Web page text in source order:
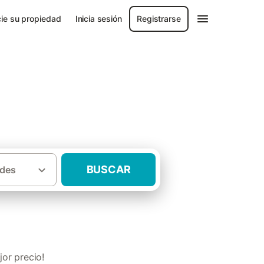
su propiedad Inicia sesión Registrarse
BUSCAR
precio!